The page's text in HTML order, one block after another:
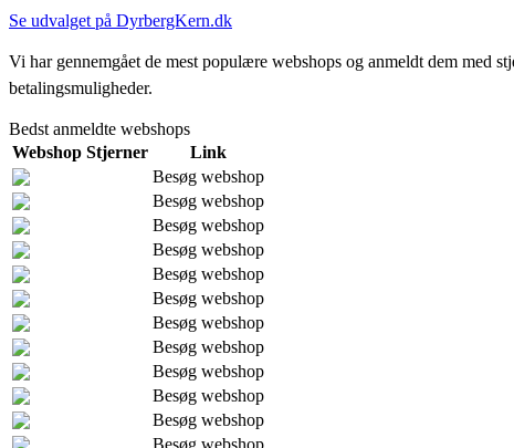
Se udvalget på DyrbergKern.dk
Vi har gennemgået de mest populære webshops og anmeldt dem med
betalingsmuligheder.
Bedst anmeldte webshops
Webshop Stjerner
Link
Besøg webshop
Besøg webshop
Besøg webshop
Besøg webshop
Besøg webshop
Besøg webshop
Besøg webshop
Besøg webshop
Besøg webshop
Besøg webshop
Besøg webshop
Besøg webshop